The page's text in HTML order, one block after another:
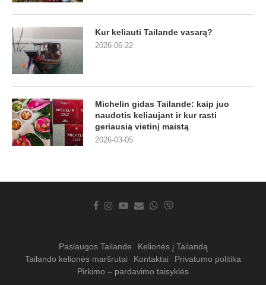
Kur keliauti Tailande vasarą?
2026-06-22
Michelin gidas Tailande: kaip juo
naudotis keliaujant ir kur rasti
geriausią vietinį maistą
2026-03-05
Paslaugos Tailande
Kelionės į Tailandą
Tailando kelionės maršrutai
Kontaktai
Privatumo politika
Pirkimo – pardavimo taisyklės